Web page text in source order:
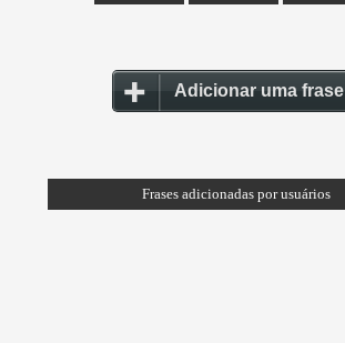
Adicionar uma frase
Frases adicionadas por usuários